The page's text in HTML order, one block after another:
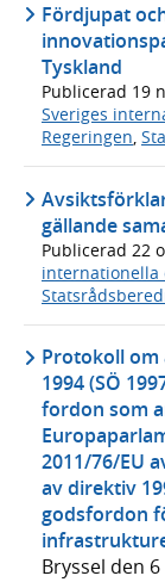
Fördjupat
Tyskland
Publicerad 19
Sveriges
Regeringen,
gällande
Publicerad 22
internationella
Protokoll om
1994 (SÖ
fordon som
2011/76/EU
av direktiv
godsfordon
Bryssel den